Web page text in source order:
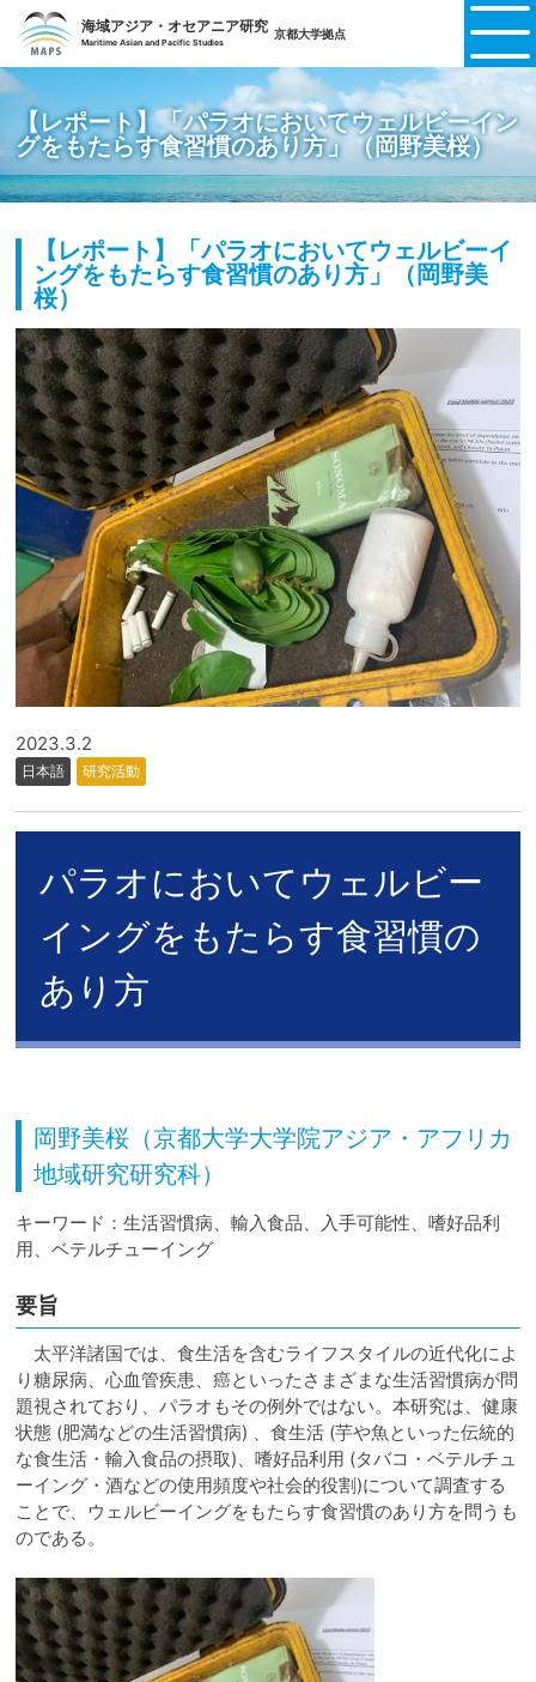
海域アジア・オセアニア研究
Maritime Asian and Pacific Studies
京都大学拠点
【レポート】「パラオにおいてウェルビーイン
グをもたらす食習慣のあり方」（岡野美桜）
【レポート】「パラオにおいてウェルビーイ
ングをもたらす食習慣のあり方」（岡野美
桜）
2023.3.2
日本語 研究活動
パラオにおいてウェルビー
イングをもたらす食習慣の
あり方
岡野美桜（京都大学大学院アジア・アフリカ
地域研究研究科）
キーワード：生活習慣病、輸入食品、入手可能性、嗜好品利
用、ベテルチューイング
要旨
太平洋諸国では、食生活を含むライフスタイルの近代化によ
り糖尿病、心血管疾患、癌といったさまざまな生活習慣病が問
題視されており、パラオもその例外ではない。本研究は、健康
状態 (肥満などの生活習慣病) 、食生活 (芋や魚といった伝統的
な食生活・輸入食品の摂取)、嗜好品利用 (タバコ・ベテルチュ
ーイング・酒などの使用頻度や社会的役割)について調査する
ことで、ウェルビーイングをもたらす食習慣のあり方を問うも
のである。